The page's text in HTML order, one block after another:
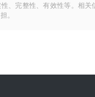
、完整性、有效性等。相
。